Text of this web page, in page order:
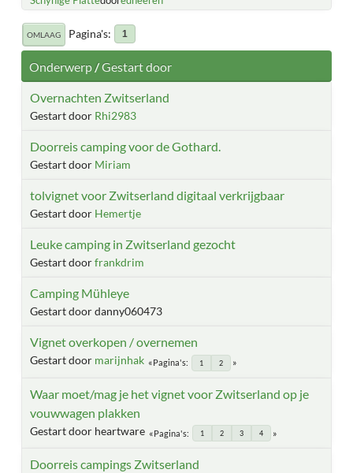
OMLAAG Pagina's 1
Onderwerp/Gestart door
Overnachten Zwitserland
Gestart door Rhi2983
Doorreis camping voor de Gothard.
Gestart door Miriam
tolvignet voor Zwitserland digitaal verkrijgbaar
Gestart door Hemertje
Leuke camping in Zwitserland gezocht
Gestart doorfrankdrim
Camping Mühleye
Gestart door danny060473
Vignet overkopen / overnemen
Gestart door marijnhak Pagina's 1 2
Waar moet/mag je het vignet voor Zwitserland op je
vouwwagen plakken
Gestart door heartware Pagina's 1 2 3 4
Doorreis campings Zwitserland